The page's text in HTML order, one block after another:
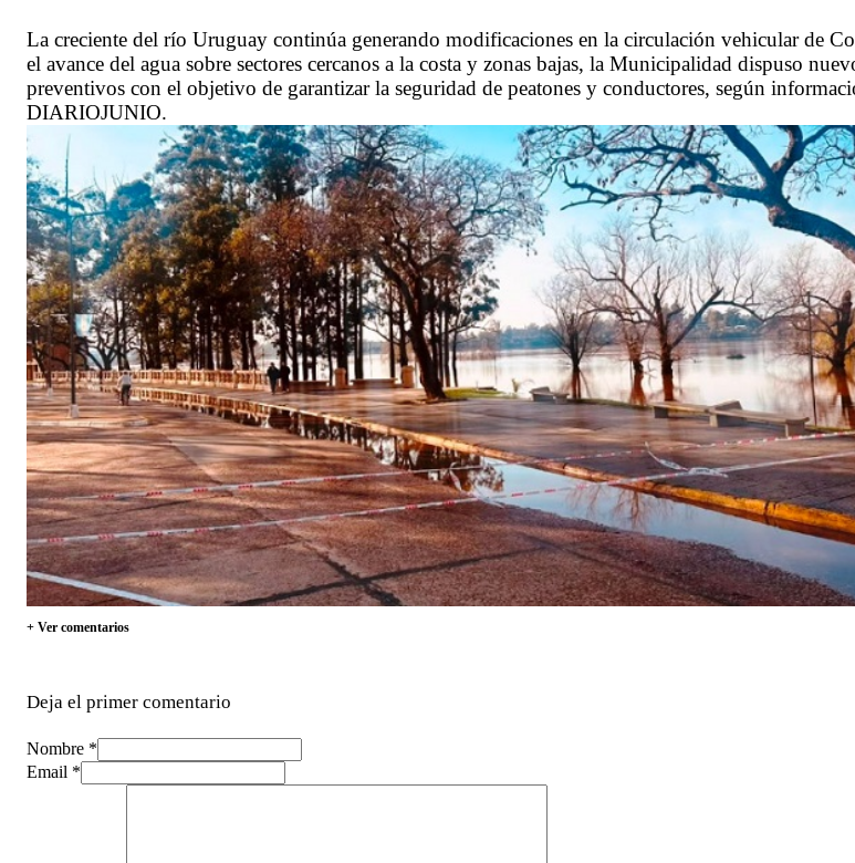
La creciente del río Uruguay continúa generando modificaciones en la circulación vehicular de
el avance del agua sobre sectores cercanos a la costa y zonas bajas, la Municipalidad dispuso
preventivos con el objetivo de garantizar la seguridad de peatones y conductores, según
DIARIOJUNIO.
+ Ver comentarios
Deja el primer comentario
Nombre *
Email *